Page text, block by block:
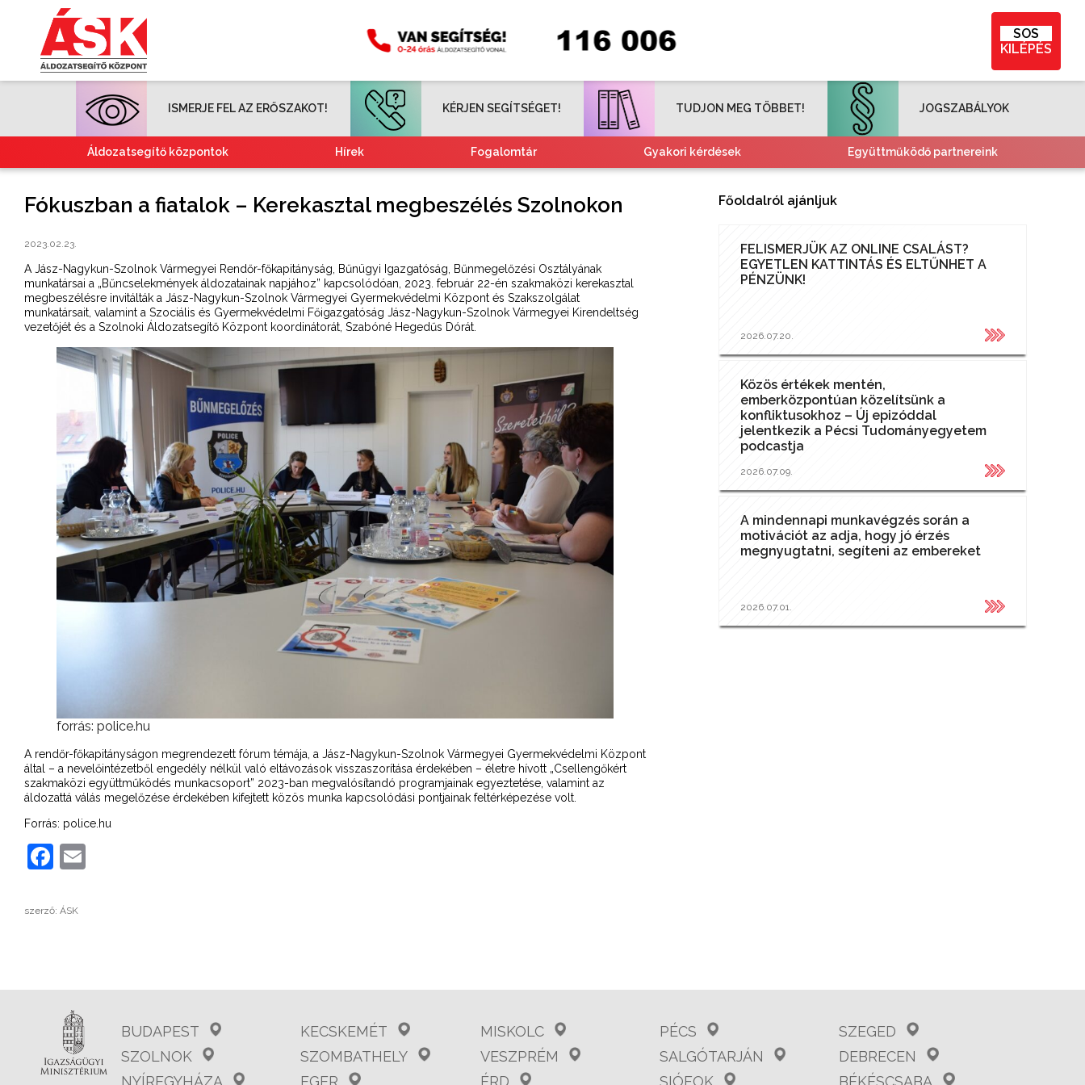
SOS
KILÉPÉS
ISMERJE FEL AZ ERŐSZAKOT! KÉRJEN SEGÍTSÉGET! TUDJON MEG TÖBBET! JOGSZABÁLYOK
Áldozatsegítő központok Hírek Fogalomtár Gyakori kérdések Együttműködő partnereink
Fókuszban a fiatalok – Kerekasztal megbeszélés Szolnokon
2023.02.23.
A Jász-Nagykun-Szolnok Vármegyei Rendőr-főkapitányság, Bűnügyi Igazgatóság, Bűnmegelőzési Osztályának
munkatársai a „Bűncselekmények áldozatainak napjához” kapcsolódóan, 2023. február 22-én szakmaközi kerekasztal
megbeszélésre invitálták a Jász-Nagykun-Szolnok Vármegyei Gyermekvédelmi Központ és Szakszolgálat
munkatársait, valamint a Szociális és Gyermekvédelmi Főigazgatóság Jász-Nagykun-Szolnok Vármegyei Kirendeltség
vezetőjét és a Szolnoki Áldozatsegítő Központ koordinátorát, Szabóné Hegedűs Dórát.
forrás: police.hu
A rendőr-főkapitányságon megrendezett fórum témája, a Jász-Nagykun-Szolnok Vármegyei Gyermekvédelmi Központ
által – a nevelőintézetből engedély nélkül való eltávozások visszaszorítása érdekében – életre hívott „Csellengőkért
szakmaközi együttműködés munkacsoport” 2023-ban megvalósítandó programjainak egyeztetése, valamint az
áldozattá válás megelőzése érdekében kifejtett közös munka kapcsolódási pontjainak feltérképezése volt.
Forrás: police.hu
Facebook
szerző: ÁSK
Főoldalról ajánljuk
FELISMERJÜK AZ ONLINE CSALÁST?
EGYETLEN KATTINTÁS ÉS ELTŰNHET A
PÉNZÜNK!
2026.07.20.
Közös értékek mentén,
emberközpontúan közelítsünk a
konfliktusokhoz – Új epizóddal
jelentkezik a Pécsi Tudományegyetem
podcastja
2026.07.09.
A mindennapi munkavégzés során a
motivációt az adja, hogy jó érzés
megnyugtatni, segíteni az embereket
2026.07.01.
BUDAPEST KECSKEMÉT MISKOLC PÉCS
SZEGED
SZOLNOK
SZOMBATHELY VESZPRÉM SALGÓTARJÁN
DEBRECEN
NYÍREGYHÁZA
EGER ÉRD SIÓFOK BÉKÉSCSABA